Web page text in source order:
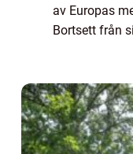
av Europas
Bortsett från
och